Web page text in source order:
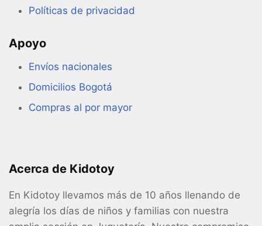
Políticas de privacidad
Apoyo
Envíos nacionales
Domicilios Bogotá
Compras al por mayor
Acerca de Kidotoy
En Kidotoy llevamos más de 10 años llenando de
alegría los días de niños y familias con nuestra